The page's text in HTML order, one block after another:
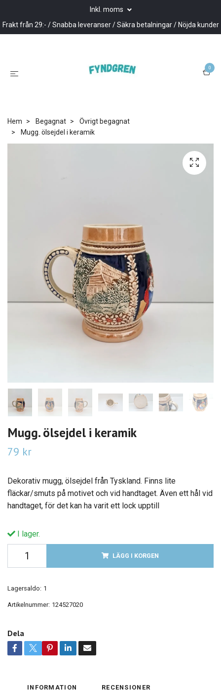
Inkl. moms
Frakt från 29:- / Snabba leveranser / Säkra betalningar / Nöjda kunder
0
Hem Begagnat
Övrigt begagnat
Mugg. ölsejdel i keramik
Mugg. ölsejdel i keramik
79 kr
Dekorativ mugg, ölsejdel från Tyskland. Finns lite
fläckar/smuts på motivet och vid handtaget. Även ett hål vid
handtaget, för det kan ha varit ett lock upptill
I lager.
LÄGG I KORGEN
Lagersaldo: 1
Artikelnummer: 124527020
Dela
INFORMATION RECENSIONER